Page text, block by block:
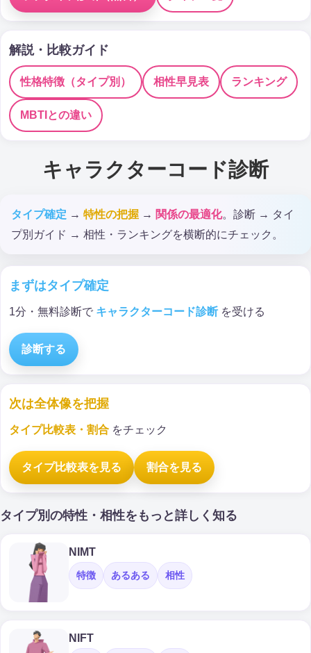
解説・比較ガイド
性格特徴（タイプ別） 相性早見表 ランキング
MBTIとの違い
キャラクターコード診断
タイプ確定 → 特性の把握 → 関係の最適化。診断 → タイ
プ別ガイド → 相性・ランキングを横断的にチェック。
まずはタイプ確定
1分・無料診断で キャラクターコード診断 を受ける
診断する
次は全体像を把握
タイプ比較表・割合 をチェック
タイプ比較表を見る 割合を見る
タイプ別の特性・相性をもっと詳しく知る
NIMT
特徴 あるある 相性
NIFT